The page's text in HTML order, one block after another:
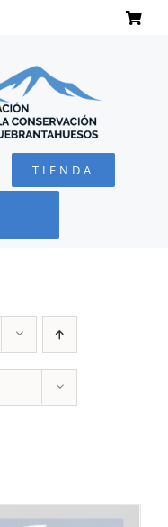
TIENDA